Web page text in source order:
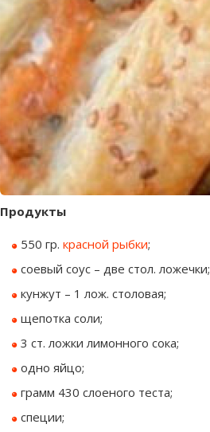
Продукты
550 гр. красной рыбки;
соевый соус – две стол. ложечки;
кунжут – 1 лож. столовая;
щепотка соли;
3 ст. ложки лимонного сока;
одно яйцо;
грамм 430 слоеного теста;
специи;